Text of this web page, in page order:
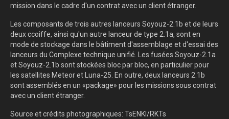
mission dans le cadre d'un contrat avec un client étranger.
Les composants de trois autres lanceurs Soyouz-2.1b et de leurs
deux ccoiffe, ainsi qu'un autre lanceur de type 2.1a, sont en
mode de stockage dans le bâtiment d'assemblage et d'essai des
lanceurs du Complexe technique unifié. Les fusées Soyouz-2.1a
et Soyouz-2.1b sont stockées bloc par bloc, en particulier pour
les satellites Meteor et Luna-25. En outre, deux lanceurs 2.1b
sont assemblés en un «package» pour les missions sous contrat
avec un client étranger.
Source et crédits photographiques: TsENKI/RKTs